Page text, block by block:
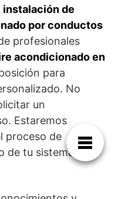
instalación de
por conductos
profesionales
acondicionado en
para
No
un
Estaremos
proceso de
de tu sistema de